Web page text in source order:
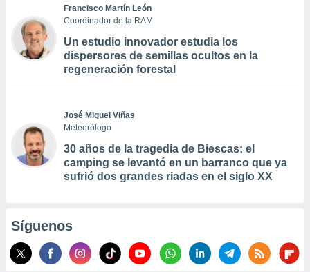
Francisco Martín León
Coordinador de la RAM
Un estudio innovador estudia los
dispersores de semillas ocultos en la
regeneración forestal
José Miguel Viñas
Meteorólogo
30 años de la tragedia de Biescas: el
camping se levantó en un barranco que ya
sufrió dos grandes riadas en el siglo XX
Síguenos